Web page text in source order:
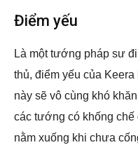
Điểm yếu
Là một tướng pháp sư
thủ, điểm yếu của
này sẽ vô cùng khó
các tướng có khống chế
nằm xuống khi chưa